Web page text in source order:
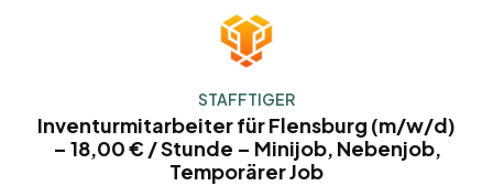
STAFFTIGER
Inventurmitarbeiter für Flensburg (m/w/d)
– 18,00 € / Stunde – Minijob, Nebenjob,
Temporärer Job